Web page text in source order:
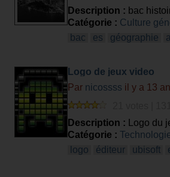
Description : bac
Catégorie : Culture
bac
es géographie
Logo de jeux video
Par nicossss il y a 13
Description : Logo du
Catégorie :
logo
éditeur ubisoft